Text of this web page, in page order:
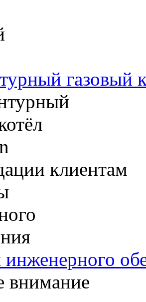
газовый
клиентам
внимание